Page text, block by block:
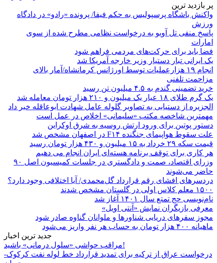
پر بازدید ترین
واکنش باشگاه پرسپولیس به حکم فیفا/ پرونده «رادو» در دادگاه
ورزش
پاسخ منفی تل آویو به درخواست نظامی مطرح شده از سوی
امارات
فضا باید برای حرکت‌های مردمی فراهم شود
یک ایرانی تبار دستیار وزیر خارجه آمریکا شد
انجام ۱۹ هزارعملیات توسط اورژانس کرمانشاه/آمار بالای
مزاحمت تلفنی
خرید تضمینی گندم به ۴.۵ میلیون تن رسید
یک گرم طلای ۱۸ عیار یک میلیون و ۲۱۰ هزار تومان معامله شد
الجزیره از دستیابی به تصاویر گلوله عامل شهادت ابوعاقله خبر داد
مهمترین شاخصه مکتب «سلیمانی» اخلاص در عمل است
دستور پوتین برای ورود ارتش روسیه به شرق اوکراین
علت سقوط هواپیمای جنگنده F۱۴ در اصفهان مشخص شد
قیمت سکه ۲۹ خرداد به ۱۵ میلیون و ۴۳۰ هزار تومان رسید
هر کاری برای توقف برنامه هسته‌ای ایران انجام می دهیم
وزرای اقتصاد، صمت و دادگستری در جلسات کمیسیون اصل ۹۰
حاضر می‌شوند
دردسرهای افشای رقم قرارداد گل‌محمدی/ آیا اختلافی وجود دارد؟
۱۵۰۰ معلم کلاس اولی در گلستان مشخص شدند
نام‌نویسی حج تمتع سال ۱۴۰۱ آغاز شد
معرفی بازیگران نمایش «آنتی اویل»
مجوز سفرهای دریایی شناورها و ملوانان گناوه صادر شود
ماهیانه ۴۰۰ هزار تومان به حساب هر نفر واریز می‌شود
جدید ترین اخبار
مراقب حواشی «سلول درمانی» باشید!
درخواست عراق از ترکیه برای تمدید قرارداد خط لوله نفت کرکوک-